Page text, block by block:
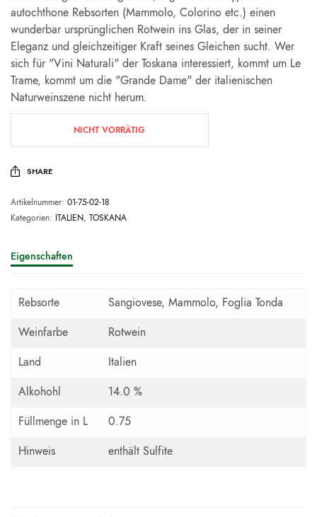
autochthone Rebsorten (Mammolo, Colorino etc.) einen
wunderbar ursprünglichen Rotwein ins Glas, der in seiner
Eleganz und gleichzeitiger Kraft seines Gleichen sucht. Wer
sich für "Vini Naturali" der Toskana interessiert, kommt um Le
Trame, kommt um die "Grande Dame" der italienischen
Naturweinszene nicht herum.
NICHT VORRÄTIG
SHARE
Artikelnummer: 01-75-02-18
Kategorien: ITALIEN, TOSKANA
Eigenschaften
Rebsorte
Sangiovese, Mammolo, Foglia Tonda
Weinfarbe
Rotwein
Land
Italien
Alkohohl
14.0 %
Füllmenge in L
0.75
Hinweis
enthält Sulfite